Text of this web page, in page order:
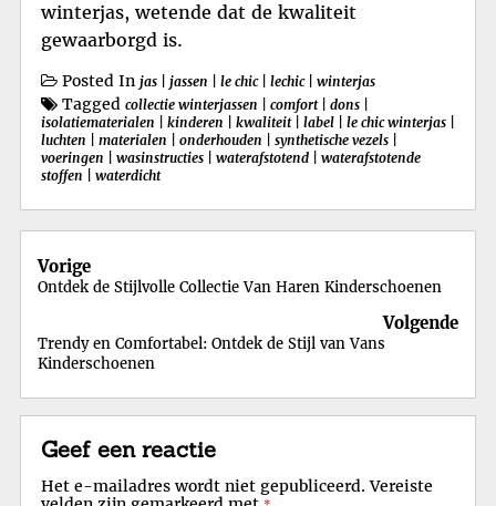
winterjas, wetende dat de kwaliteit
gewaarborgd is.
Posted In jas jassen le chic| lechic| winterjas
Tagged collectie winterjassen comfort| dons
isolatiematerialen
kinderen kwaliteit| label le chic winterjas
luchten
materialen onderhouden synthetische vezels
voeringen
wasinstructies waterafstotend
waterafstotende
stoffen
waterdicht
Berichtnavigatie
Vorige
Ontdek de Stijlvolle Collectie Van Haren Kinderschoenen
Volgende
Trendy en Comfortabel: Ontdek de Stijl van Vans
Kinderschoenen
Geef een reactie
Het e-mailadres wordt niet gepubliceerd. Vereiste